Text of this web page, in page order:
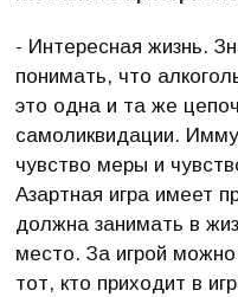
- Интересная жизнь.
понимать, что
это одна и та же
самоликвидации.
чувство меры и
Азартная игра имеет
должна занимать в
место. За игрой
тот, кто приходит в